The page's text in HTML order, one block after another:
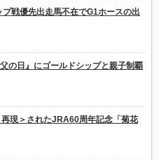
戦優先出走馬不在でG1ホースの出
の日』にゴールドシップと親子制覇
現＞されたJRA60周年記念「菊花